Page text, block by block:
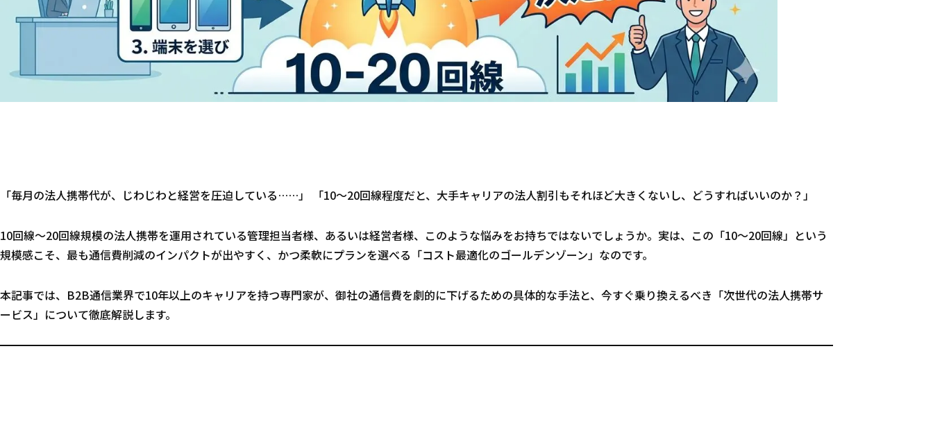
「毎月の法人携帯代が、じわじわと経営を圧迫している……」 「10〜20回線程度だと、大手キャリアの法人割引もそれほど大きくないし、どうすればいいのか？」
10回線〜20回線規模の法人携帯を運用されている管理担当者様、あるいは経営者様、このような悩みをお持ちではないでしょうか。実は、この「10〜20回線」という
規模感こそ、最も通信費削減のインパクトが出やすく、かつ柔軟にプランを選べる「コスト最適化のゴールデンゾーン」なのです。
本記事では、B2B通信業界で10年以上のキャリアを持つ専門家が、御社の通信費を劇的に下げるための具体的な手法と、今すぐ乗り換えるべき「次世代の法人携帯サ
ービス」について徹底解説します。